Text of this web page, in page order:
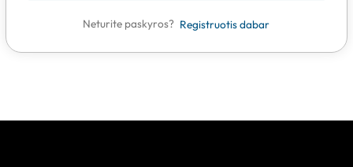
Neturite paskyros? Registruotis dabar